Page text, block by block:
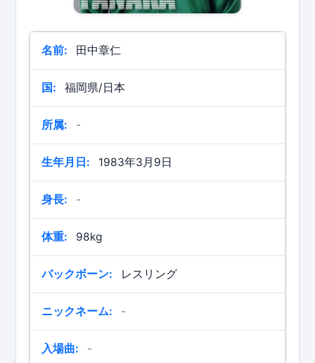
名前: 田中章仁
国: 福岡県/日本
所属: -
生年月日: 1983年3月9日
身長: -
体重: 98kg
バックボーン: レスリング
ニックネーム: -
入場曲: -